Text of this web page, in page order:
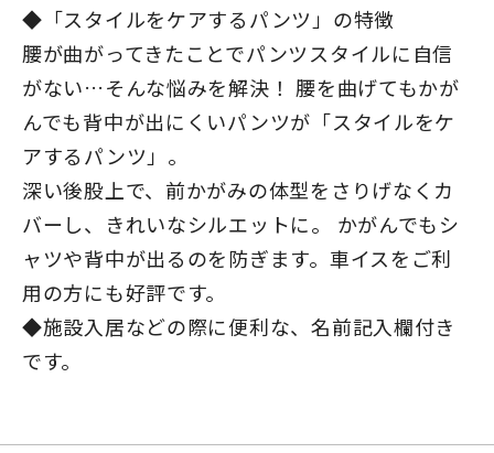
◆「スタイルをケアするパンツ」の特徴
腰が曲がってきたことでパンツスタイルに自信
がない…そんな悩みを解決！ 腰を曲げてもかが
んでも背中が出にくいパンツが「スタイルをケ
アするパンツ」。
深い後股上で、前かがみの体型をさりげなくカ
バーし、きれいなシルエットに。 かがんでもシ
ャツや背中が出るのを防ぎます。車イスをご利
用の方にも好評です。
◆施設入居などの際に便利な、名前記入欄付き
です。